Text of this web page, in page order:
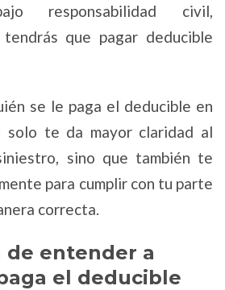
responsabilidad civil,
que pagar deducible
se le paga el deducible en
solo te da mayor claridad al
sino que también te
para cumplir con tu parte
correcta.
de entender a
el deducible